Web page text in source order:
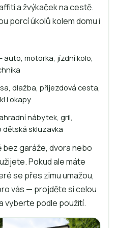
a žvýkaček na cestě.
porcí úkolů kolem domu i
auto, motorka, jízdní kolo,
dlažba, příjezdová cesta,
i okapy
nábytek, gril,
skluzavka
garáže, dvora nebo
Pokud ale máte
se přes zimu umažou,
vás — projděte si celou
vyberte podle použití.